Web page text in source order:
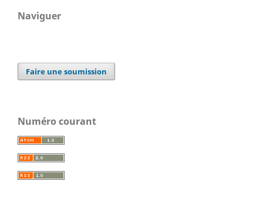
Naviguer
Faire une soumission
Numéro courant